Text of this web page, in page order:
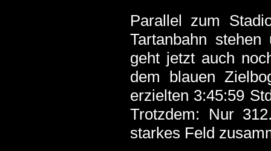
Parallel zum
Tartanbahn
geht jetzt auch
dem blauen
erzielten 3:45:59
Trotzdem: Nur
starkes Feld